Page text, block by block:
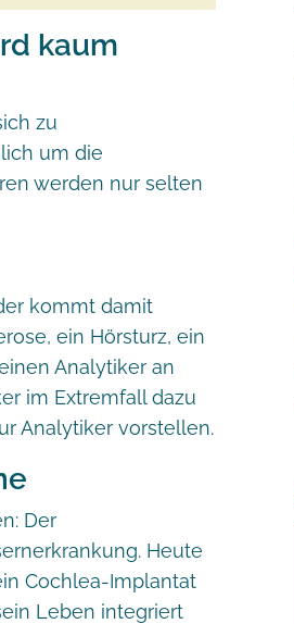
kaum
zu
um die
werden nur selten
kommt damit
ein Hörsturz, ein
Analytiker an
im Extremfall dazu
Analytiker vorstellen.
Der
Heute
Cochlea-Implantat
Leben integriert